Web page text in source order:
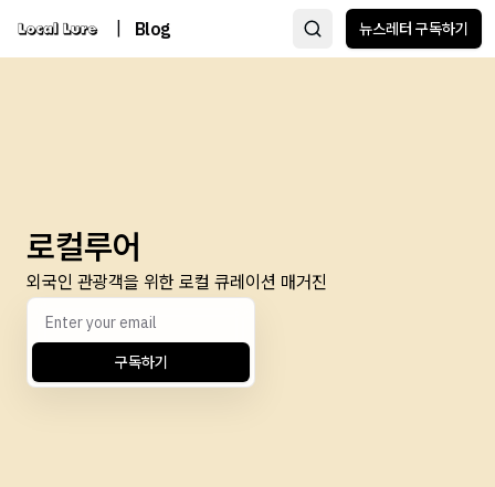
Blog 뉴스레터 구독하기
로컬루어
외국인 관광객을 위한 로컬 큐레이션 매거진
구독하기